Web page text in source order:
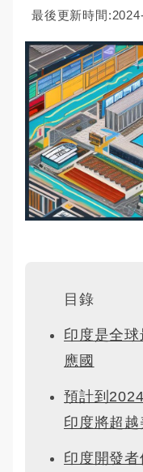
最後更新時間
目錄
印度是全
應國
預計到
印度將超
印度開發